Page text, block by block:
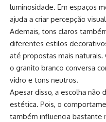
luminosidade. Em espaços
ajuda a criar percepção
Ademais, tons claros
diferentes estilos
até propostas mais
o granito branco conversa
vidro e tons neutros.
Apesar disso, a escolha não
estética. Pois, o
também influencia bastante